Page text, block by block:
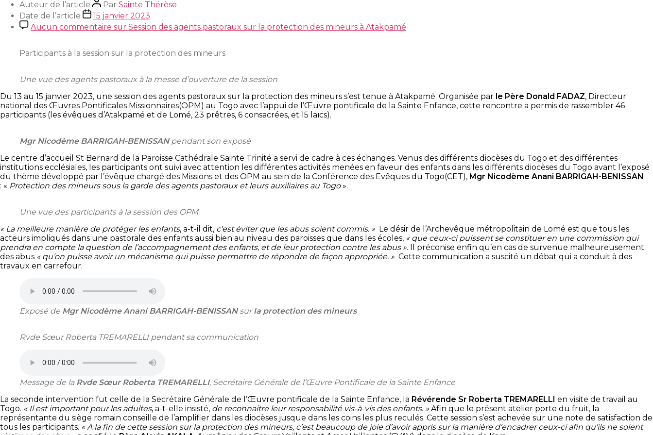
Auteur de l’article Par Sainte Thérèse
Date de l’article
15 janvier 2023
Aucun commentaire sur Session des agents pastoraux sur la protection des mineurs à Atakpamé
Participants à la session sur la protection des mineurs
Une vue des agents pastoraux à la messe d’ouverture de la session
Du 13 au 15 janvier 2023, une session des agents pastoraux sur la protection des mineurs s’est tenue à Atakpamé. Organisée par le Père Donald FADAZ, Directeur
national des Œuvres Pontificales Missionnaires(OPM) au Togo avec l’appui de l’Œuvre pontificale de la Sainte Enfance, cette rencontre a permis de rassembler 46
participants (les évêques d’Atakpamé et de Lomé, 23 prêtres, 6 consacrées, et 15 laïcs).
Mgr Nicodème BARRIGAH-BENISSANpendant son exposé
Le centre d’accueil St Bernard de la Paroisse Cathédrale Sainte Trinité a servi de cadre à ces échanges. Venus des différents diocèses du Togo et des différentes
institutions ecclésiales, les participants ont suivi avec attention les différentes activités menées en faveur des enfants dans les différents diocèses du Togo avant l’exposé
du thème développé par l’évêque chargé des Missions et des OPM au sein de la Conférence des Evêques du Togo(CET), Mgr Nicodème Anani BARRIGAH-BENISSAN
: « Protection des mineurs sous la garde des agents pastoraux et leurs auxiliaires au Togo».
Une vue des participants à la session des OPM
« La meilleure manière de protéger les enfants, a-t-il dit, c’est éviter que les abus soient commis. » Le désir de l’Archevêque métropolitain de Lomé est que tous les
acteurs impliqués dans une pastorale des enfants aussi bien au niveau des paroisses que dans les écoles, « que ceux-ci puissent se constituer en une commission qui
prendra en compte la question de l’accompagnement des enfants, et de leur protection contre les abus ». Il préconise enfin qu’en cas de survenue malheureusement
des abus « qu’on puisse avoir un mécanisme qui puisse permettre de répondre de façon appropriée. » Cette communication a suscité un débat qui a conduit à des
travaux en carrefour.
Exposé de Mgr Nicodème Anani BARRIGAH-BENISSAN surla protection des mineurs
Rvde Sœur Roberta TREMARELLI pendant sa communication
Message de la Rvde Sœur Roberta TREMARELLI, Secrétaire Générale de l’Œuvre Pontificale de la Sainte Enfance
La seconde intervention fut celle de la Secrétaire Générale de l’Œuvre pontificale de la Sainte Enfance, la Révérende Sr Roberta TREMARELLI en visite de travail au
Togo. « Il est important pour les adultes, a-t-elle insisté, de reconnaitre leur responsabilité vis-à-vis des enfants. » Afin que le présent atelier porte du fruit, la
représentante du siège romain conseille de l’amplifier dans les diocèses jusque dans les coins les plus reculés. Cette session s’est achevée sur une note de satisfaction de
tous les participants. « A la fin de cette session sur la protection des mineurs, c’est beaucoup de joie d’avoir appris sur la manière d’encadrer ceux-ci afin qu’ils ne soient